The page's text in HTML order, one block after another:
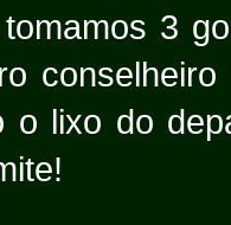
3
o lixo do